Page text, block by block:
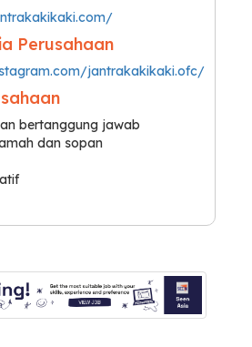
Perusahaan
jantrakakikaki.ofc/
bertanggung jawab
dan sopan